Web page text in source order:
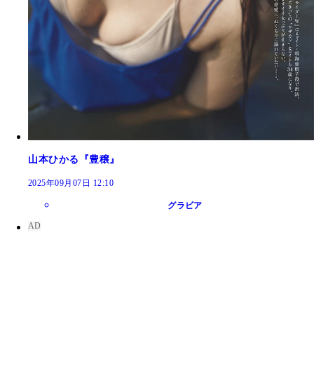
山本ひかる『豊穣』
2025年09月07日 12:10
グラビア